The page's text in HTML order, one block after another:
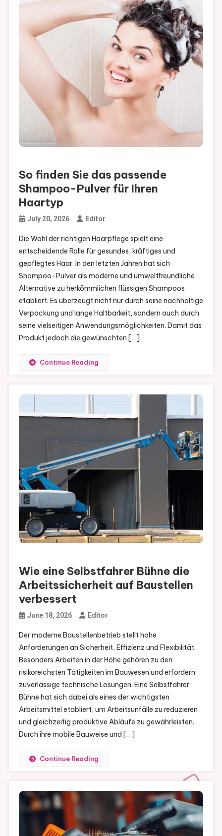
Wie Friseure Ihre Frisur auffrischen und Ihren Look
modernisieren
Der unverzichtbare Leitfaden zu verschiedenen
Rechtsdienstleistungen für alltägliche Rechtsfragen
Wie Senioren Tagespflege die Lebensqualität älterer
Menschen verbessern kann
So finden Sie das passende Shampoo-Pulver für Ihren
Haartyp
So finden Sie das passende
Shampoo-Pulver für Ihren
Haartyp
July 20, 2026 Editor
Die Wahl der richtigen Haarpflege spielt eine
entscheidende Rolle für gesundes, kräftiges und
gepflegtes Haar. In den letzten Jahren hat sich
Shampoo-Pulver als moderne und umweltfreundliche
Alternative zu herkömmlichen flüssigen Shampoos
etabliert. Es überzeugt nicht nur durch seine nachhaltige
Verpackung und lange Haltbarkeit, sondern auch durch
seine vielseitigen Anwendungsmöglichkeiten. Damit das
Produkt jedoch die gewünschten […]
Continue Reading
Wie eine Selbstfahrer Bühne die
Arbeitssicherheit auf Baustellen
verbessert
June 18, 2026 Editor
Der moderne Baustellenbetrieb stellt hohe
Anforderungen an Sicherheit, Effizienz und Flexibilität.
Besonders Arbeiten in der Höhe gehören zu den
risikoreichsten Tätigkeiten im Bauwesen und erfordern
zuverlässige technische Lösungen. Eine Selbstfahrer
Bühne hat sich dabei als eines der wichtigsten
Arbeitsmittel etabliert, um Arbeitsunfälle zu reduzieren
und gleichzeitig produktive Abläufe zu gewährleisten.
Durch ihre mobile Bauweise und […]
Continue Reading